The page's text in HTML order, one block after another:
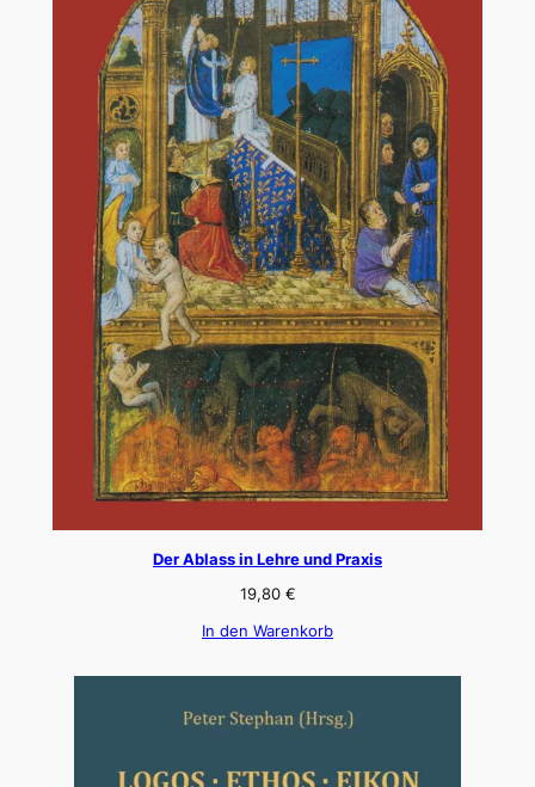
Der Ablass in Lehre und Praxis
19,80 €
In den Warenkorb